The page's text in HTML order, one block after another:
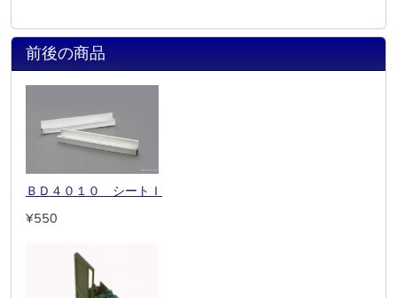
前後の商品
ＢＤ４０１０ シートＩ
¥550